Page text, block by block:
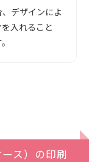
デザインによ
入れること
ス）の印刷